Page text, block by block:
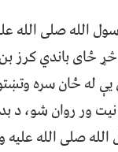
الله صلی
ځای باندي کرز
له ځان سره
ور روان شو، د
صلی الله علیه